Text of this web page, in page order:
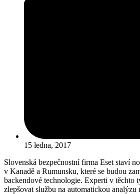
15 ledna, 2017
Slovenská bezpečnostní firma Eset staví
v Kanadě a Rumunsku, které se budou
backendové technologie. Experti v těchto
zlepšovat službu na automatickou analýzu